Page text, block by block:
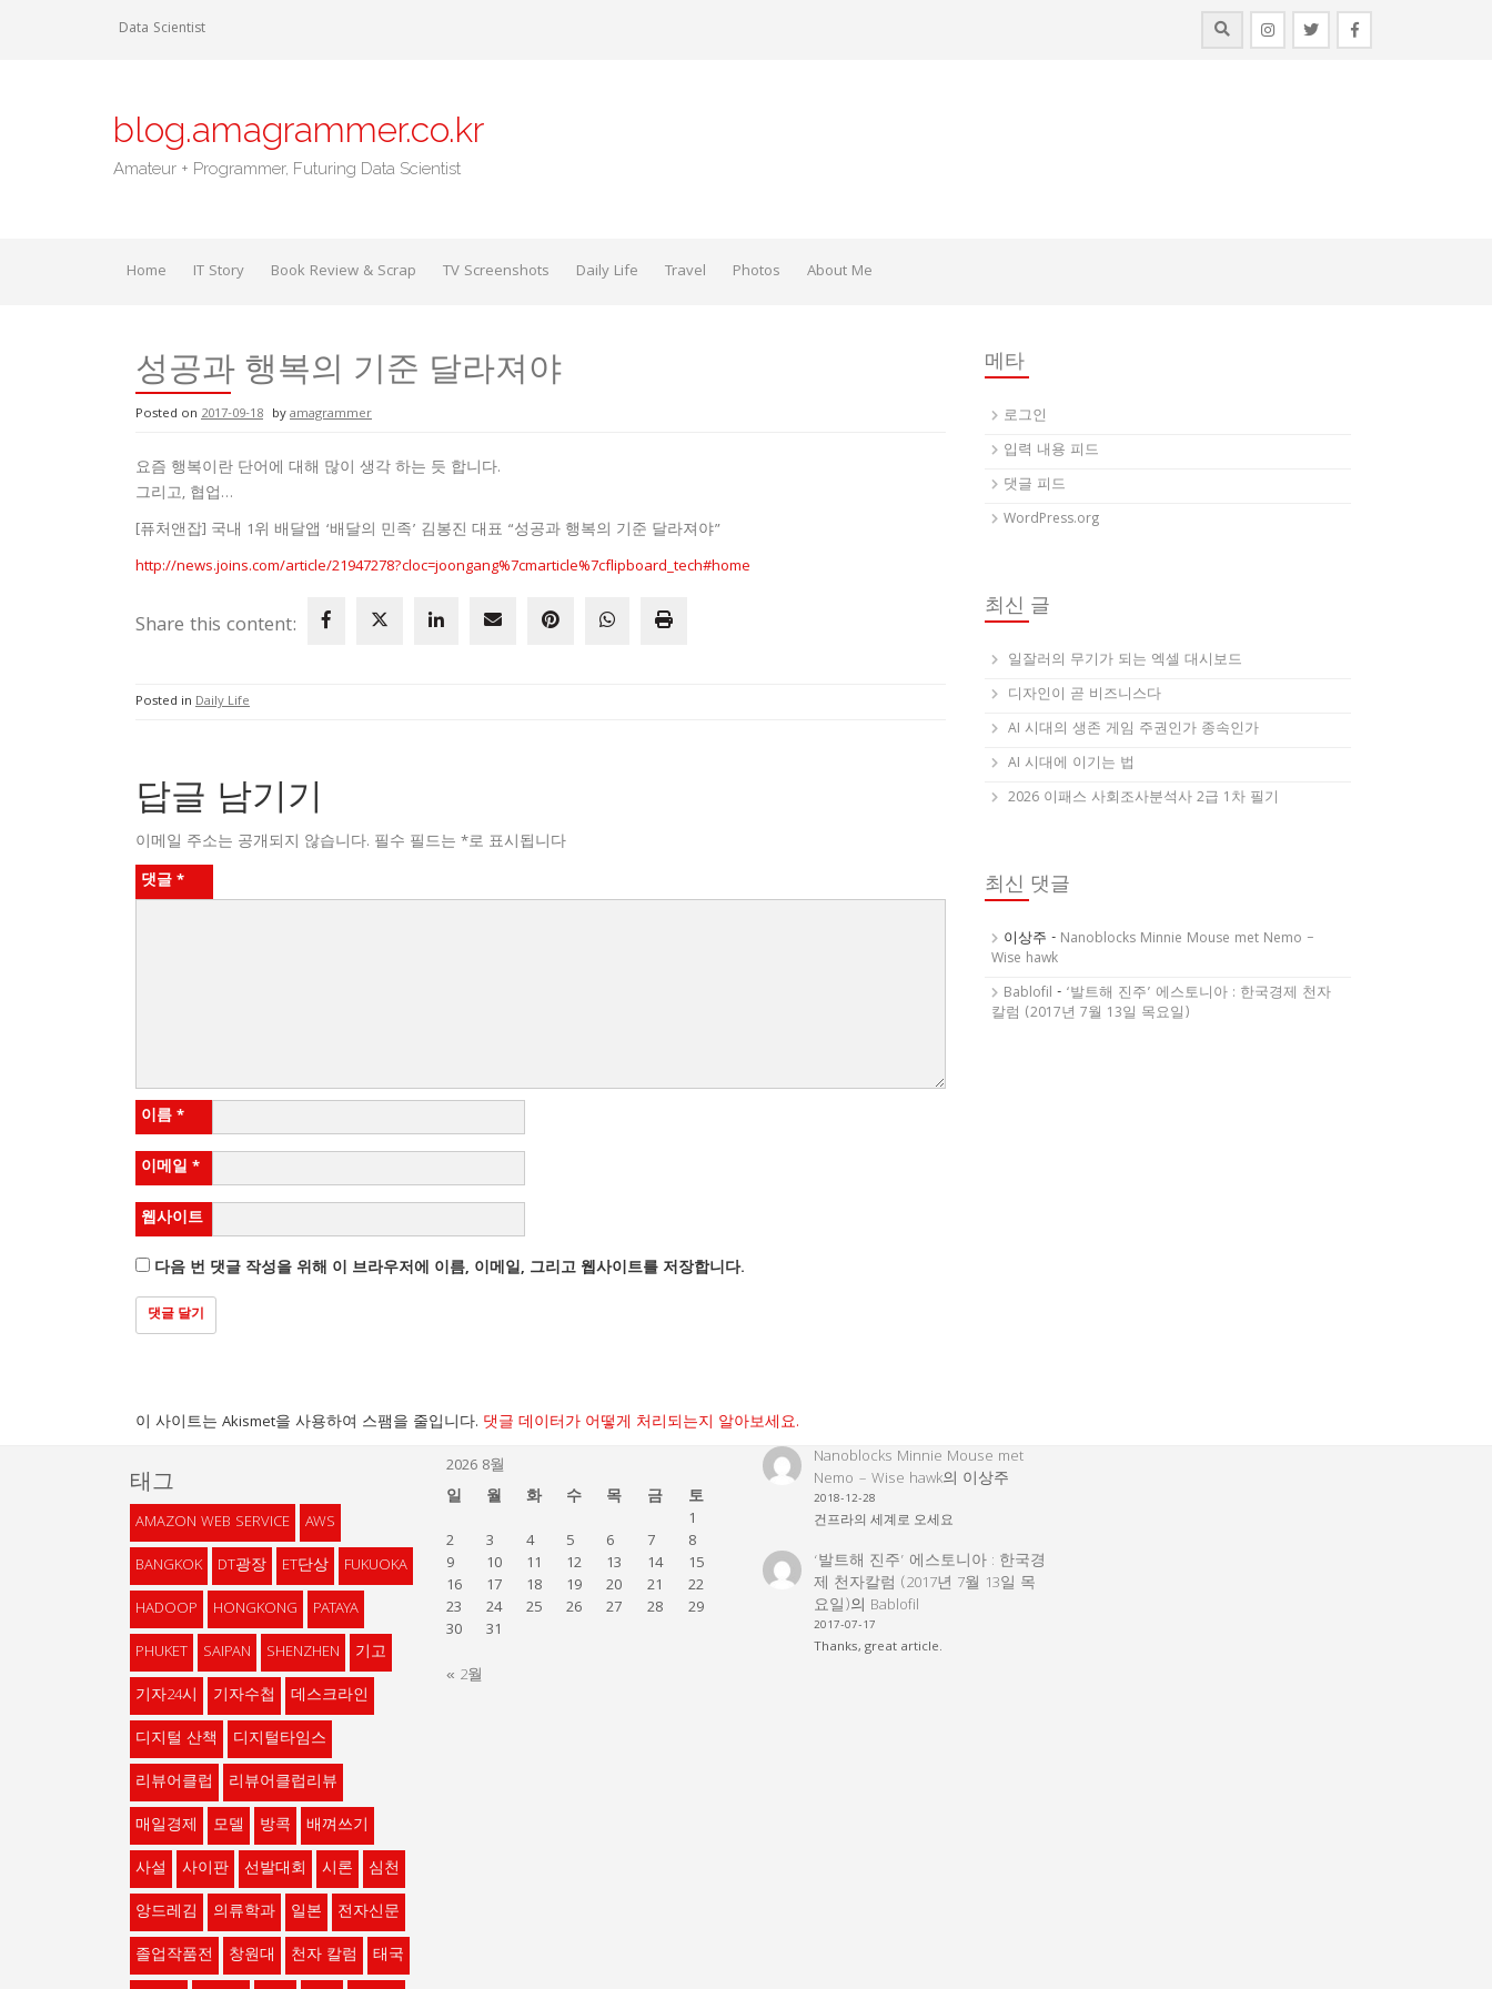
Data Scientist
blog.amagrammer.co.kr
Amateur + Programmer, Futuring Data Scientist
Home IT Story Book Review & Scrap TV Screenshots Daily Life Travel Photos About Me
성공과 행복의 기준 달라져야
Posted on 2017-09-18 byamagrammer
요즘 행복이란 단어에 대해 많이 생각 하는 듯 합니다.
그리고, 협업…
[퓨처앤잡] 국내 1위 배달앱 ‘배달의 민족’ 김봉진 대표 “성공과 행복의 기준 달라져야”
http://news.joins.com/article/21947278?cloc=joongang%7cmarticle%7cflipboard_tech#home
Share this content:
Posted in Daily Life
답글 남기기
이메일 주소는 공개되지 않습니다. 필수 필드는 *로 표시됩니다
댓글*
이름*
이메일 *
웹사이트
다음 번 댓글 작성을 위해 이 브라우저에 이름, 이메일, 그리고 웹사이트를 저장합니다.
이 사이트는 Akismet을 사용하여 스팸을 줄입니다. 댓글 데이터가 어떻게 처리되는지 알아보세요.
메타
로그인
입력 내용 피드
댓글 피드
WordPress.org
최신 글
일잘러의 무기가 되는 엑셀 대시보드
디자인이 곧 비즈니스다
AI 시대의 생존 게임 주권인가 종속인가
AI 시대에 이기는 법
2026 이패스 사회조사분석사 2급 1차 필기
최신 댓글
이상주 - Nanoblocks Minnie Mouse met Nemo –
Wise hawk
Bablofil - ‘발트해 진주’ 에스토니아 : 한국경제 천자
칼럼 (2017년 7월 13일 목요일)
태그
AMAZON WEB SERVICE
AWS
BANGKOK
DT광장 ET단상
FUKUOKA
HADOOP
HONGKONG
PATAYA
PHUKET
SAIPAN SHENZHEN
기고
기자24시
기자수첩
데스크라인
디지털 산책
디지털타임스
리뷰어클럽
리뷰어클럽리뷰
매일경제
모델 방콕
배껴쓰기
사설
사이판 선발대회 시론
심천
앙드레김
의류학과 일본
전자신문
졸업작품전
창원대 천자 칼럼
태국
2026 8월
일
월 화 수 목 금
토
1
2
3 4 5 6 7
8
9
10 11 12 13 14
15
16
17 18 19 20 21
22
23
24 25 26 27 28
29
30
31
« 2월
Nanoblocks Minnie Mouse met
Nemo – Wise hawk의 이상주
2018-12-28
건프라의 세계로 오세요
‘발트해 진주’ 에스토니아 : 한국경
제 천자칼럼 (2017년 7월 13일 목
요일)의 Bablofil
2017-07-17
Thanks, great article.